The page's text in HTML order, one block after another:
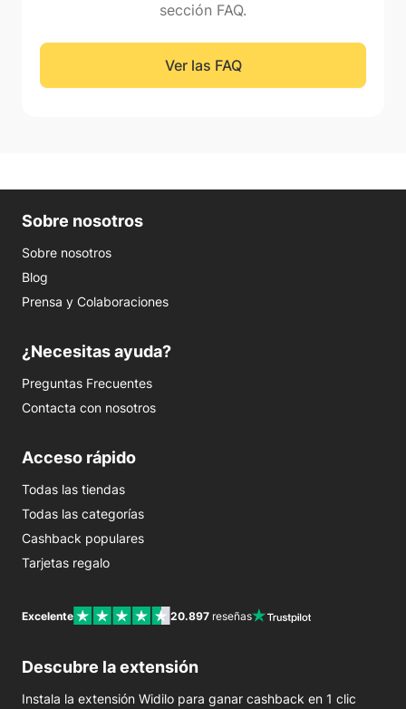
sección FAQ.
Ver las FAQ
Sobre nosotros
Sobre nosotros
Blog
Prensa y Colaboraciones
¿Necesitas ayuda?
Preguntas Frecuentes
Contacta con nosotros
Acceso rápido
Todas las tiendas
Todas las categorías
Cashback populares
Tarjetas regalo
Excelente 20.897 reseñas
Descubre la extensión
Instala la extensión Widilo para ganar cashback en 1 clic